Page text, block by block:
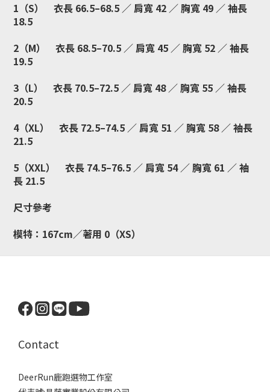
1（S） 衣長 66.5–68.5 ／ 肩寬 42 ／ 胸寬 49 ／ 袖長
18.5
2（M） 衣長 68.5–70.5 ／ 肩寬 45 ／ 胸寬 52 ／ 袖長
19.5
3（L） 衣長 70.5–72.5 ／ 肩寬 48 ／ 胸寬 55 ／ 袖長
20.5
4（XL） 衣長 72.5–74.5 ／ 肩寬 51 ／ 胸寬 58 ／ 袖長
21.5
5（XXL） 衣長 74.5–76.5 ／ 肩寬 54 ／ 胸寬 61 ／ 袖
長 21.5
尺寸參考
模特：167cm／著用 0（XS）
Contact
DeerRun鹿跑選物工作室